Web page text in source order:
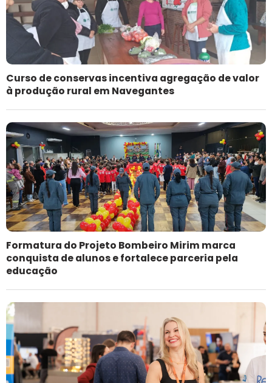
Curso de conservas incentiva agregação de valor
à produção rural em Navegantes
Formatura do Projeto Bombeiro Mirim marca
conquista de alunos e fortalece parceria pela
educação